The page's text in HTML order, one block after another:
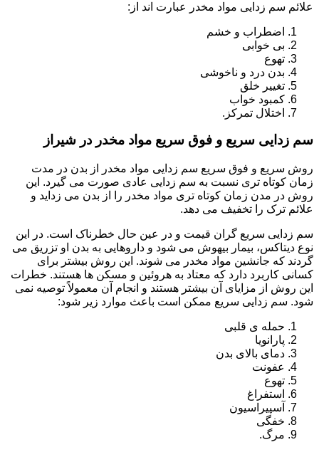
علائم سم زدایی مواد مخدر عبارت اند از:
اضطراب و خشم
بی خوابی
تهوع
بدن درد و ناخوشی
تغییر خلق
کمبود خواب
اختلال تمرکز.
سم زدایی سریع و فوق سریع مواد مخدر در شیراز
روش سریع و فوق سریع سم زدایی مواد مخدر از بدن در مدت
زمان کوتاه تری نسبت به سم زدایی عادی صورت می گیرد. این
روش در مدن زمان کوتاه تری مواد مخدر را از بدن می زداید و
علائم ترک را تخفیف می دهد.
سم زدایی سریع گران قیمت و در عین حال خطرناک است. در این
نوع دیتاکس، بیمار بیهوش می شود و داروهایی به بدن او تزریق می
گردند که جانشین مواد مخدر می شوند. این روش بیشتر برای
کسانی کاربرد دارد که معتاد به هروئین و مسکن ها هستند. خطرات
این روش از مزایای آن بیشتر هستند و انجام آن معمولاً توصیه نمی
شود. سم زدایی سریع ممکن است باعث موارد زیر شود:
حمله ی قلبی
پارانویا
دمای بالای بدن
عفونت
تهوع
استفراغ
آسپیراسیون
خفگی
مرگ.